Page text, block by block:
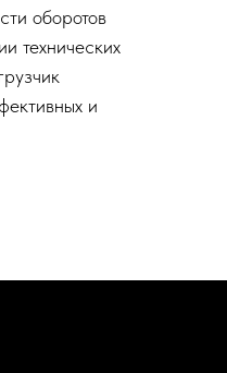
оборотов
технических
и